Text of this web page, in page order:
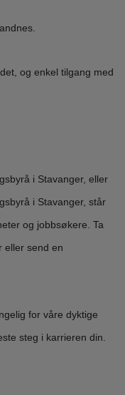
og enkel tilgang med
i Stavanger, eller
i Stavanger, står
og jobbsøkere. Ta
eller send en
for våre dyktige
steg i karrieren din.